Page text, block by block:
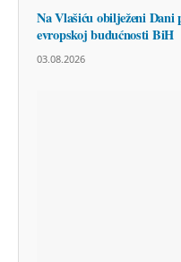
Na Vlašiću obilježeni Dani
evropskoj budućnosti BiH
03.08.2026